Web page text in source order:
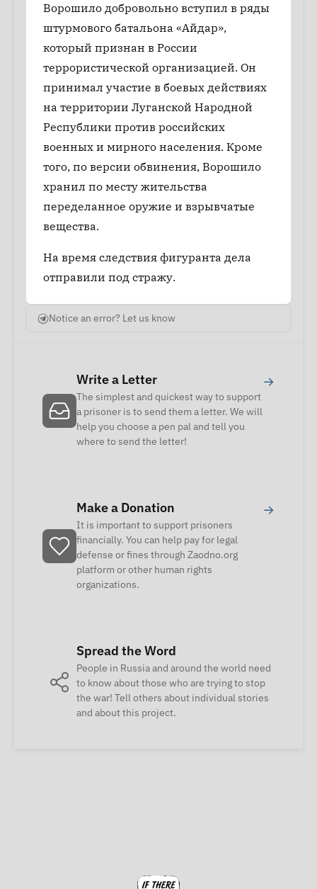
Ворошило добровольно вступил в ряды
штурмового батальона «Айдар»,
который признан в России
террористической организацией. Он
принимал участие в боевых действиях
на территории Луганской Народной
Республики против российских
военных и мирного населения. Кроме
того, по версии обвинения, Ворошило
хранил по месту жительства
переделанное оружие и взрывчатые
вещества.
На время следствия фигуранта дела
отправили под стражу.
Notice an error? Let us know
Write a Letter
The simplest and quickest way to support
a prisoner is to send them a letter. We will
help you choose a pen pal and tell you
where to send the letter!
→
Make a Donation
It is important to support prisoners
financially. You can help pay for legal
defense or fines through Zaodno.org
platform or other human rights
organizations.
→
Spread the Word
People in Russia and around the world need
to know about those who are trying to stop
the war! Tell others about individual stories
and about this project.